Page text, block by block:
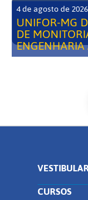
4 de agosto de 2026
UNIFOR-MG
DE
CURSOS